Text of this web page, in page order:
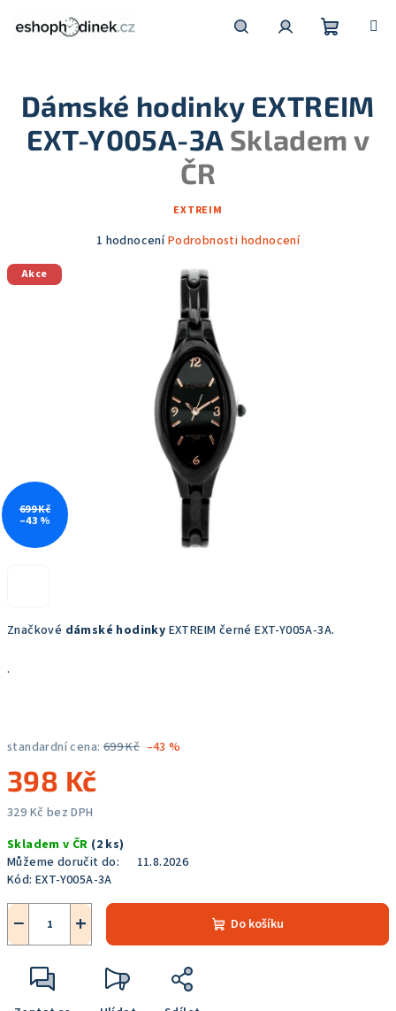
košík
Značkové dámské hodinky EXTREIM černé EXT-Y005A-3A.
.
standardní cena: 699 Kč –43 %
398 Kč
329 Kč bez DPH
cena:
Skladem v ČR (2 ks)
Můžeme doručit do:
11.8.2026
Kód: EXT-Y005A-3A
+
− Do košíku
Dámské hodinky EXTREIM
EXT-Y005A-3A Skladem v
ČR
EXTREIM
Průměrné
1 hodnoceníPodrobnosti hodnocení
Akce
699 Kč
–43 %